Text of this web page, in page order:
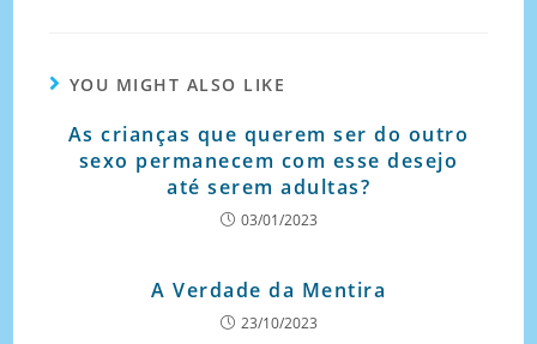
YOU MIGHT ALSO LIKE
As crianças que querem ser do outro
sexo permanecem com esse desejo
até serem adultas?
03/01/2023
A Verdade da Mentira
23/10/2023